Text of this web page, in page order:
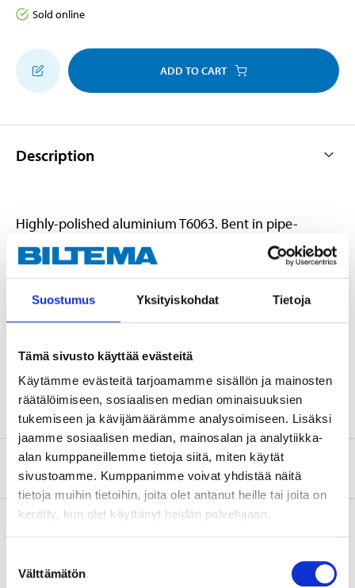
Suostumus Yksityiskohdat Tietoja
Tämä sivusto käyttää evästeitä
Käytämme evästeitä tarjoamamme sisällön ja mainosten
räätälöimiseen, sosiaalisen median ominaisuuksien
tukemiseen ja kävijämäärämme analysoimiseen. Lisäksi
jaamme sosiaalisen median, mainosalan ja analytiikka-
alan kumppaneillemme tietoja siitä, miten käytät
sivustoamme. Kumppanimme voivat yhdistää näitä
tietoja muihin tietoihin, joita olet antanut heille tai joita on
kerätty, kun olet käyttänyt heidän palvelujaan.
valinta
Välttämätön
Sold online
ADD TO CART
Description
Highly-polished aluminium T6063. Bent in pipe-
bending machine, to guarantee an even air flow.
Technical specifications
Diameter
Length
300 mm
About the manufacturer